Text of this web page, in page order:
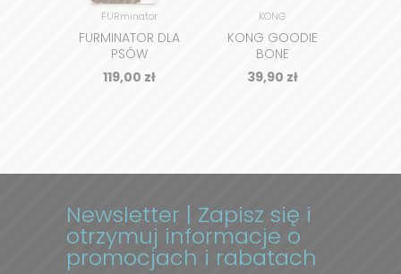
FURminator
FURMINATOR DLA
PSÓW
DŁUGOWŁOSYCH
119,00 zł
KONG
KONG GOODIE
BONE
39,90 zł
Newsletter | Zapisz się i
otrzymuj informacje o
promocjach i rabatach